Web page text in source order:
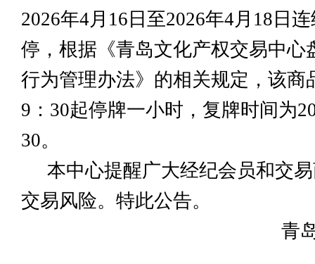
2026年4月16日至2026年4月18日
停，根据《青岛文化产权交易中心
行为管理办法》的相关规定，该商
9：30起停牌一小时，复牌时间为
30。
本中心提醒广大经纪会员和交
交易风险。特此公告。
青